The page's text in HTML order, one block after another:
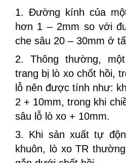
1. Đường kính của
hơn 1 – 2mm so với
che sâu 20 – 30mm ở
2. Thông thường,
trang bị lò xo chốt hồi,
lỗ nên được tính như:
2 + 10mm, trong khi
sâu lỗ lò xo + 10mm.
3. Khi sản xuất tự
khuôn, lò xo TR